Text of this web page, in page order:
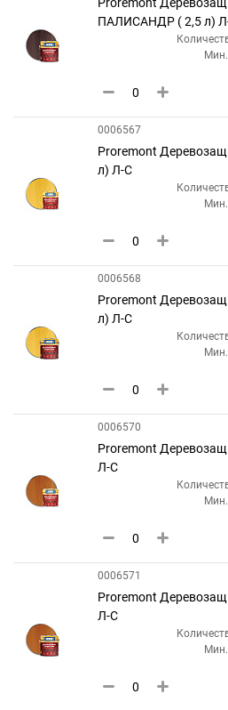
ПАЛИСАНДР ( 2,5 л)
0006567
Proremont
л) Л-С
0006568
Proremont
л) Л-С
0006570
Proremont
Л-С
0006571
Proremont
Л-С